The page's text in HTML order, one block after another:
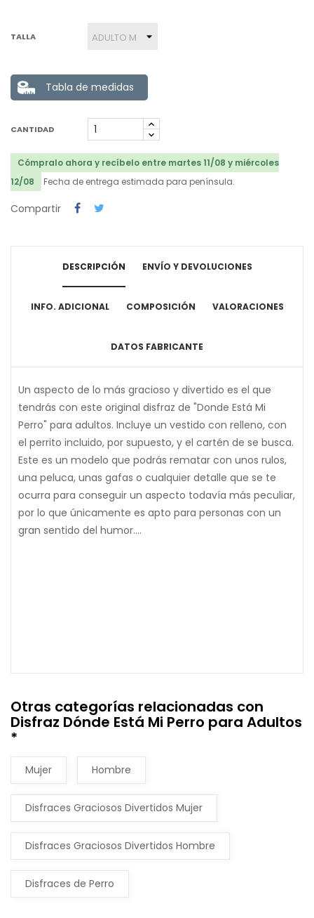
TALLA
Tabla de medidas
CANTIDAD
Cómpralo ahora y recíbelo entre martes 11/08 y miércoles
12/08
Fecha de entrega estimada para península.
Compartir
DESCRIPCIÓN ENVÍO Y DEVOLUCIONES
INFO. ADICIONAL COMPOSICIÓN VALORACIONES
DATOS FABRICANTE
Un aspecto de lo más gracioso y divertido es el que
tendrás con este original disfraz de "Donde Está Mi
Perro" para adultos. Incluye un vestido con relleno, con
el perrito incluido, por supuesto, y el cartén de se busca.
Este es un modelo que podrás rematar con unos rulos,
una peluca, unas gafas o cualquier detalle que se te
ocurra para conseguir un aspecto todavía más peculiar,
por lo que únicamente es apto para personas con un
gran sentido del humor....
Otras categorías relacionadas con
Disfraz Dónde Está Mi Perro para Adultos
*
Mujer Hombre
Disfraces Graciosos Divertidos Mujer
Disfraces Graciosos Divertidos Hombre
Disfraces de Perro